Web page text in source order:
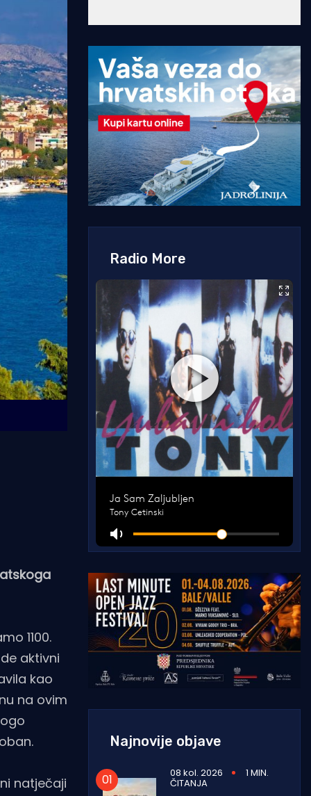
1100.
aktivni
kao
na ovim
natječaji
Radio More
Najnovije objave
08 kol. 2026 1 MIN.
ČITANJA